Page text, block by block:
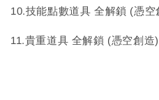
10.技能點數道具 全解鎖 (憑空
11.貴重道具 全解鎖 (憑空創造)